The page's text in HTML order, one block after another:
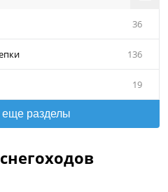
36
136
19
еще разделы